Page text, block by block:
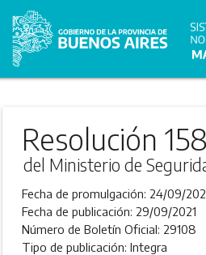
Resolución
del Ministerio de
Fecha de promulgación: 24/09/
Fecha de publicación: 29/09/2021
Número de Boletín Oficial: 29108
Tipo de publicación: Integra